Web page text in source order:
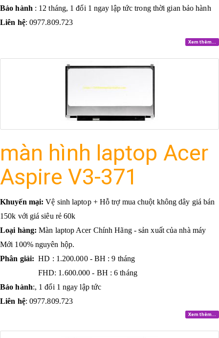
Bảo hành : 12 tháng, 1 đổi 1 ngay lập tức trong thời gian bảo hành
Liên hệ: 0977.809.723
Xem thêm...
màn hình laptop Acer
Aspire V3-371
Khuyến mại:Vệ sinh laptop + Hỗ trợ mua chuột không dây giá bán
150k với giá siêu rẻ 60k
Loại hàng: Màn laptop Acer Chính Hãng - sản xuất của nhà máy
Mới 100% nguyên hộp.
Phân giải: HD : 1.200.000 - BH : 9 tháng
FHD: 1.600.000 - BH : 6 tháng
Bảo hành:, 1 đổi 1 ngay lập tức
Liên hệ: 0977.809.723
Xem thêm...